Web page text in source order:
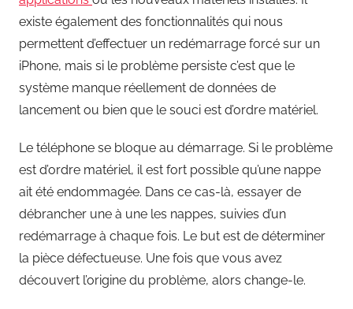
existe également des fonctionnalités qui nous
permettent d’effectuer un redémarrage forcé sur un
iPhone, mais si le problème persiste c’est que le
système manque réellement de données de
lancement ou bien que le souci est d’ordre matériel.
Le téléphone se bloque au démarrage. Si le problème
est d’ordre matériel, il est fort possible qu’une nappe
ait été endommagée. Dans ce cas-là, essayer de
débrancher une à une les nappes, suivies d’un
redémarrage à chaque fois. Le but est de déterminer
la pièce défectueuse. Une fois que vous avez
découvert l’origine du problème, alors change-le.